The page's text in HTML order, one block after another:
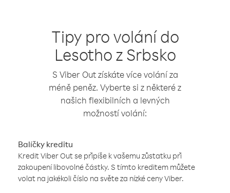
Tipy pro volání do
Lesotho z Srbsko
S Viber Out získáte více volání za
méně peněz. Vyberte si z některé z
našich flexibilních a levných
možností volání:
Balíčky kreditu
Kredit Viber Out se připíše k vašemu zůstatku při
zakoupení libovolné částky. S tímto kreditem můžete
volat na jakékoli číslo na světe za nízké ceny Viber.